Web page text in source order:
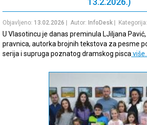
Objavljeno: 13.02.2026 | Autor: InfoDesk | Kategorija:
U Vlasotincu je danas preminula LJiljana
pravnica, autorka brojnih tekstova za pesme
serija i supruga poznatog dramskog pisca